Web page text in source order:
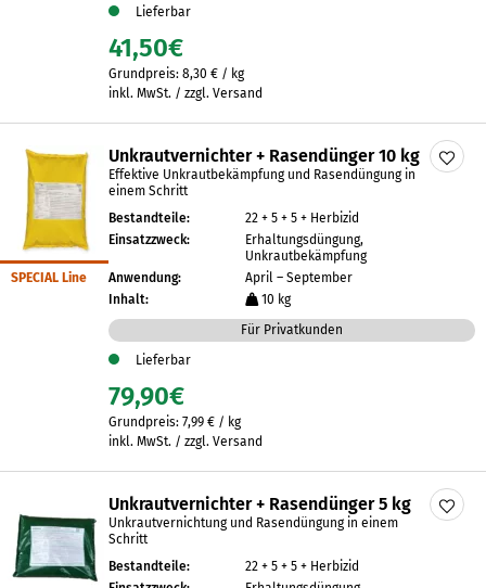
Lieferbar
41,50€
Grundpreis: 8,30 € / kg
inkl. MwSt. / zzgl. Versand
SPECIAL Line
Unkrautvernichter + Rasendünger 10 kg
Effektive Unkrautbekämpfung und Rasendüngung in
einem Schritt
Bestandteile:
22 + 5 + 5 + Herbizid
Einsatzzweck:
Erhaltungsdüngung,
Unkrautbekämpfung
Anwendung:
April – September
Inhalt:
10 kg
Für Privatkunden
Lieferbar
79,90€
Grundpreis: 7,99 € / kg
inkl. MwSt. / zzgl. Versand
Unkrautvernichter + Rasendünger 5 kg
Unkrautvernichtung und Rasendüngung in einem
Schritt
Bestandteile:
22 + 5 + 5 + Herbizid